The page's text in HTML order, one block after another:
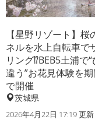
【星野リゾート】桜
ネルを水上自転車で
リング⁉BEB5土浦で
違う”お花見体験を
で開催
茨城県
2026年4月22日 17:19 更新